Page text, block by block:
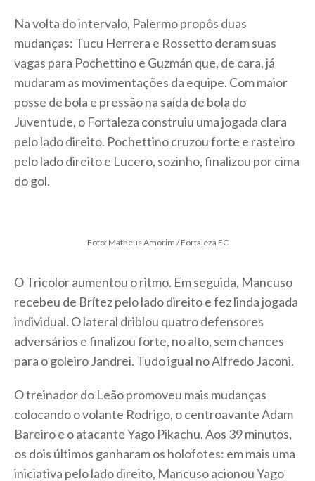
Na volta do intervalo, Palermo propôs duas
mudanças: Tucu Herrera e Rossetto deram suas
vagas para Pochettino e Guzmán que, de cara, já
mudaram as movimentações da equipe. Com maior
posse de bola e pressão na saída de bola do
Juventude, o Fortaleza construiu uma jogada clara
pelo lado direito. Pochettino cruzou forte e rasteiro
pelo lado direito e Lucero, sozinho, finalizou por cima
do gol.
Foto: Matheus Amorim / Fortaleza EC
O Tricolor aumentou o ritmo. Em seguida, Mancuso
recebeu de Brítez pelo lado direito e fez linda jogada
individual. O lateral driblou quatro defensores
adversários e finalizou forte, no alto, sem chances
para o goleiro Jandrei. Tudo igual no Alfredo Jaconi.
O treinador do Leão promoveu mais mudanças
colocando o volante Rodrigo, o centroavante Adam
Bareiro e o atacante Yago Pikachu. Aos 39 minutos,
os dois últimos ganharam os holofotes: em mais uma
iniciativa pelo lado direito, Mancuso acionou Yago